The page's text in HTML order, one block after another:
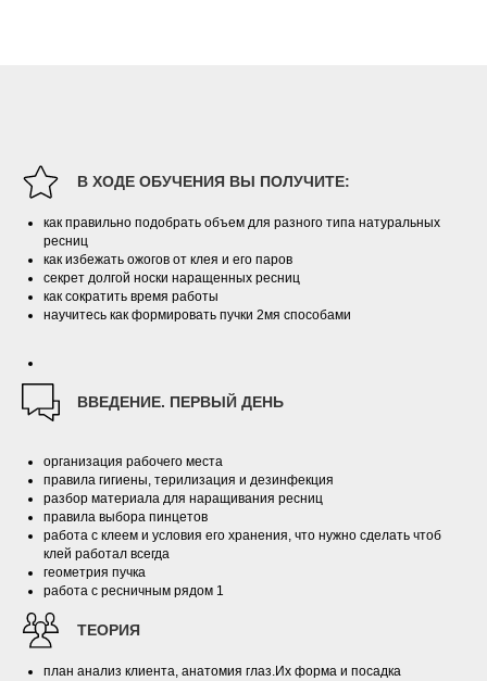
В ХОДЕ ОБУЧЕНИЯ ВЫ ПОЛУЧИТЕ:
как правильно подобрать объем для разного типа натуральных
ресниц
как избежать ожогов от клея и его паров
секрет долгой носки наращенных ресниц
как сократить время работы
научитесь как формировать пучки 2мя способами
ВВЕДЕНИЕ. ПЕРВЫЙ ДЕНЬ
организация рабочего места
правила гигиены, терилизация и дезинфекция
разбор материала для наращивания ресниц
правила выбора пинцетов
работа с клеем и условия его хранения, что нужно сделать чтоб
клей работал всегда
геометрия пучка
работа с ресничным рядом 1
ТЕОРИЯ
план анализ клиента, анатомия глаз.Их форма и посадка